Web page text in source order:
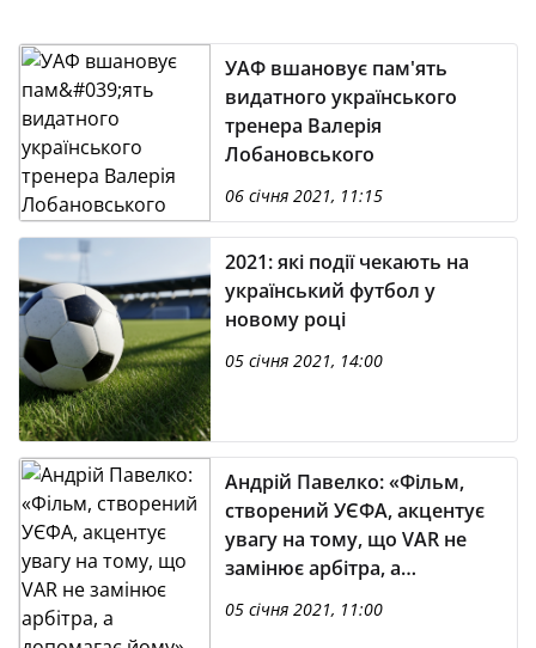
УАФ вшановує пам'ять
видатного українського
тренера Валерія
Лобановського
06 січня 2021, 11:15
2021: які події чекають на
український футбол у
новому році
05 січня 2021, 14:00
Андрій Павелко: «Фільм,
створений УЄФА, акцентує
увагу на тому, що VAR не
замінює арбітра, а
допомагає йому»
05 січня 2021, 11:00